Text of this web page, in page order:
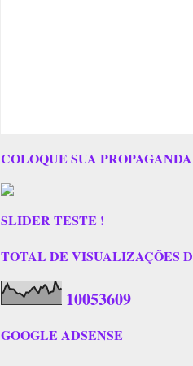
COLOQUE SUA
SLIDER TESTE !
TOTAL DE VISUALIZAÇÕES
10053609
GOOGLE ADSENSE